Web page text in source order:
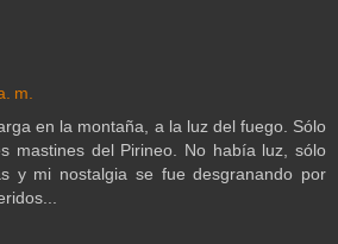
m.
en la montaña, a la luz del fuego. Sólo
mastines del Pirineo. No había luz, sólo
y mi nostalgia se fue desgranando por